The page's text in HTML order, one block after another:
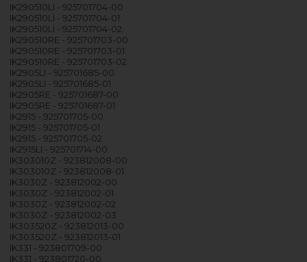
IK290510LI - 925701704-00
IK290510LI - 925701704-01
IK290510LI - 925701704-02
IK290510RE - 925701703-00
IK290510RE - 925701703-01
IK290510RE - 925701703-02
IK2905LI - 925701685-00
IK2905LI - 925701685-01
IK2905RE - 925701687-00
IK2905RE - 925701687-01
IK2915 - 925701705-00
IK2915 - 925701705-01
IK2915 - 925701705-02
IK2915LI - 925701714-00
IK303010Z - 923812008-00
IK303010Z - 923812008-01
IK3030Z - 923812002-00
IK3030Z - 923812002-01
IK3030Z - 923812002-02
IK3030Z - 923812002-03
IK303520Z - 923812013-00
IK303520Z - 923812013-01
IK331 - 923801709-00
IK331 - 923801720-00